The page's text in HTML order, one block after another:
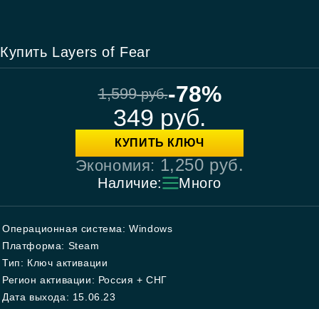
Купить Layers of Fear
1,599руб.-78%
349 руб.
КУПИТЬ КЛЮЧ
Экономия: 1,250 руб.
Наличие: Много
Операционная система: Windows
Платформа: Steam
Тип: Ключ активации
Регион активации: Россия + СНГ
Дата выхода: 15.06.23